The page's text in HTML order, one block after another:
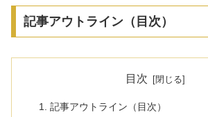
記事アウトライン（目次）
目次
記事アウトライン（目次）